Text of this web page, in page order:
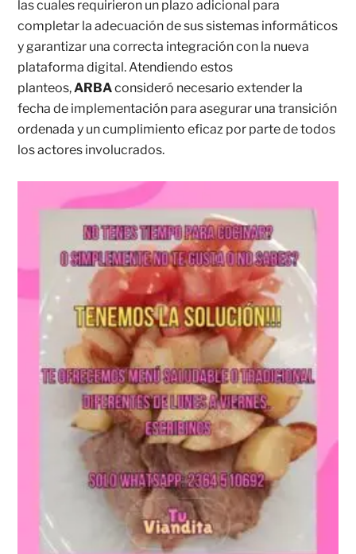
las cuales requirieron un plazo adicional para
completar la adecuación de sus sistemas informáticos
y garantizar una correcta integración con la nueva
plataforma digital. Atendiendo estos
planteos,ARBAconsideró necesario extender la
fecha de implementación para asegurar una transición
ordenada y un cumplimiento eficaz por parte de todos
los actores involucrados.